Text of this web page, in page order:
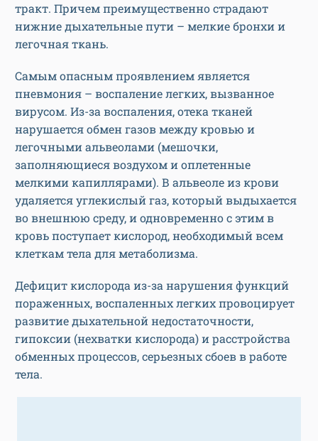
тракт. Причем преимущественно страдают
нижние дыхательные пути – мелкие бронхи и
легочная ткань.
Самым опасным проявлением является
пневмония – воспаление легких, вызванное
вирусом. Из-за воспаления, отека тканей
нарушается обмен газов между кровью и
легочными альвеолами (мешочки,
заполняющиеся воздухом и оплетенные
мелкими капиллярами). В альвеоле из крови
удаляется углекислый газ, который выдыхается
во внешнюю среду, и одновременно с этим в
кровь поступает кислород, необходимый всем
клеткам тела для метаболизма.
Дефицит кислорода из-за нарушения функций
пораженных, воспаленных легких провоцирует
развитие дыхательной недостаточности,
гипоксии (нехватки кислорода) и расстройства
обменных процессов, серьезных сбоев в работе
тела.